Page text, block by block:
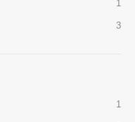
1
3
1